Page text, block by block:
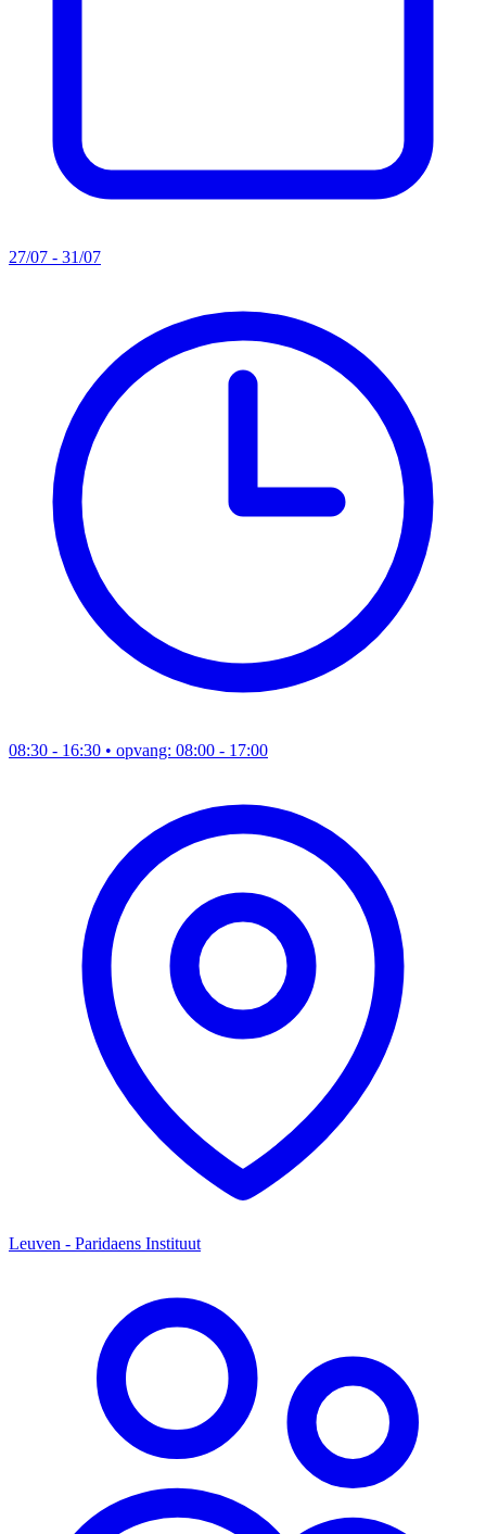
27/07 - 31/07
08:30 - 16:30 • opvang: 08:00 - 17:00
Leuven - Paridaens Instituut